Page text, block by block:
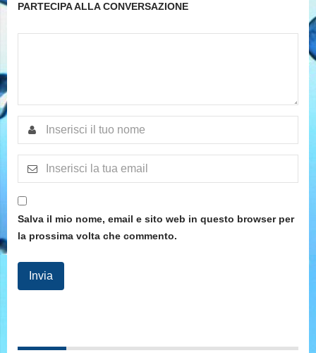
PARTECIPA ALLA CONVERSAZIONE
Salva il mio nome, email e sito web in questo browser per
la prossima volta che commento.